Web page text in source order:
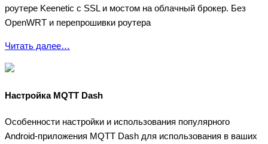
роутере Keenetic с SSL и мостом на облачный брокер. Без
OpenWRT и перепрошивки роутера
Читать далее…
Настройка MQTT Dash
Особенности настройки и использования популярного
Android-приложения MQTT Dash для использования в ваших